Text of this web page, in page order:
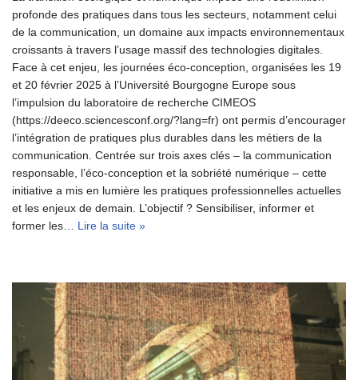
profonde des pratiques dans tous les secteurs, notamment celui
de la communication, un domaine aux impacts environnementaux
croissants à travers l’usage massif des technologies digitales.
Face à cet enjeu, les journées éco-conception, organisées les 19
et 20 février 2025 à l’Université Bourgogne Europe sous
l’impulsion du laboratoire de recherche CIMEOS
(https://deeco.sciencesconf.org/?lang=fr) ont permis d’encourager
l’intégration de pratiques plus durables dans les métiers de la
communication. Centrée sur trois axes clés – la communication
responsable, l’éco-conception et la sobriété numérique – cette
initiative a mis en lumière les pratiques professionnelles actuelles
et les enjeux de demain. L’objectif ? Sensibiliser, informer et
former les… Lire la suite »